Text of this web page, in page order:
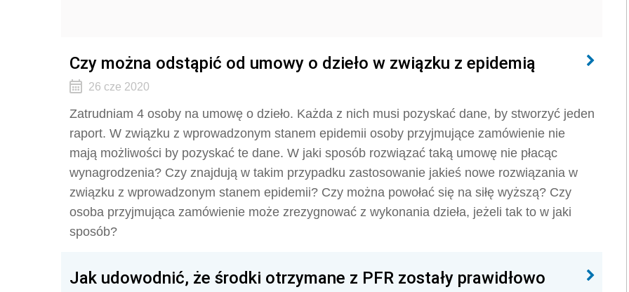
Czy można odstąpić od umowy o dzieło w związku z epidemią
26 cze 2020
Zatrudniam 4 osoby na umowę o dzieło. Każda z nich musi pozyskać dane, by stworzyć jeden
raport. W związku z wprowadzonym stanem epidemii osoby przyjmujące zamówienie nie
mają możliwości by pozyskać te dane. W jaki sposób rozwiązać taką umowę nie płacąc
wynagrodzenia? Czy znajdują w takim przypadku zastosowanie jakieś nowe rozwiązania w
związku z wprowadzonym stanem epidemii? Czy można powołać się na siłę wyższą? Czy
osoba przyjmująca zamówienie może zrezygnować z wykonania dzieła, jeżeli tak to w jaki
sposób?
Jak udowodnić, że środki otrzymane z PFR zostały prawidłowo